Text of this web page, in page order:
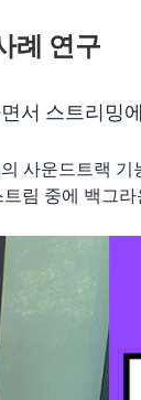
례 연구
서 스트리밍
사운드트랙
림 중에 백그